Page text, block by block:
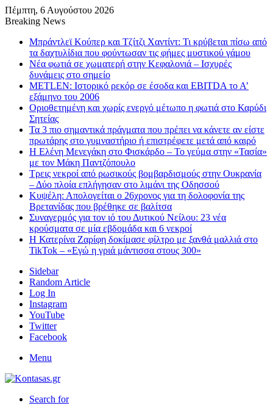
Πέμπτη, 6 Αυγούστου 2026
Breaking News
Μπράντλεϊ Κούπερ και Τζίτζι Χαντίντ: Τι κρύβεται πίσω από
τα δαχτυλίδια που φούντωσαν τις φήμες μυστικού γάμου
Νέα φωτιά σε χωματερή στην Κεφαλονιά – Ισχυρές
δυνάμεις στο σημείο
METLEN: Ιστορικό ρεκόρ σε έσοδα και EBITDA το Α’
εξάμηνο του 2006
Οριοθετημένη και χωρίς ενεργό μέτωπο η φωτιά στο Καρύδι
Σητείας
Τα 3 πιο σημαντικά πράγματα που πρέπει να κάνετε αν είστε
πρωτάρης στο γυμναστήριο ή επιστρέφετε μετά από καιρό
Η Ελένη Μενεγάκη στο Φισκάρδο – Το γεύμα στην «Τασία»
με τον Μάκη Παντζόπουλο
Τρεις νεκροί από ρωσικούς βομβαρδισμούς στην Ουκρανία
– Δύο πλοία επλήγησαν στο λιμάνι της Οδησσού
Κυψέλη: Απολογείται ο 26χρονος για τη δολοφονία της
Βρετανίδας που βρέθηκε σε βαλίτσα
Συναγερμός για τον ιό του Δυτικού Νείλου: 23 νέα
κρούσματα σε μία εβδομάδα και 6 νεκροί
Η Κατερίνα Ζαρίφη δοκίμασε φίλτρο με ξανθά μαλλιά στο
TikTok – «Εγώ η γριά μάντισσα στους 300»
Sidebar
Random Article
Log In
Instagram
YouTube
Twitter
Facebook
Menu
Search for